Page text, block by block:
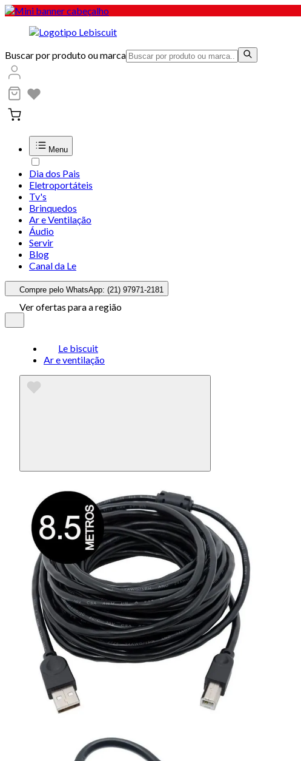
Buscar por produto ou marca
Menu
Dia dos Pais
Eletroportáteis
Tv's
Brinquedos
Ar e Ventilação
Áudio
Servir
Blog
Canal da Le
Compre pelo WhatsApp: (21) 97971-2181
Ver ofertas para a região
Le biscuit
Ar e ventilação